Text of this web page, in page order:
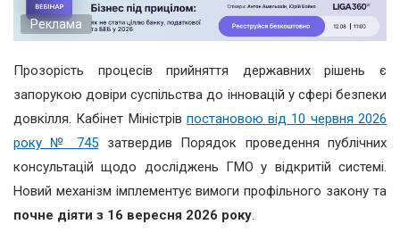
Реклама
Прозорість процесів прийняття державних рішень є
запорукою довіри суспільства до інновацій у сфері безпеки
довкілля. Кабінет Міністрів постановою від 10 червня 2026
року № 745 затвердив Порядок проведення публічних
консультацій щодо досліджень ГМО у відкритій системі.
Новий механізм імплементує вимоги профільного закону та
почне діяти з 16 вересня 2026 року.